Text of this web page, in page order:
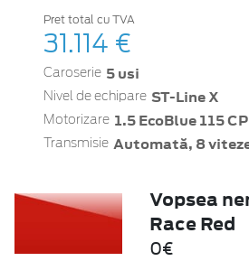
Pret total cu TVA
31.114 €
Caroserie 5 usi
Nivel de echipare ST-Line X
Motorizare 1.5 EcoBlue 115
Transmisie Automată, 8
Vopsea
Race Red
0€